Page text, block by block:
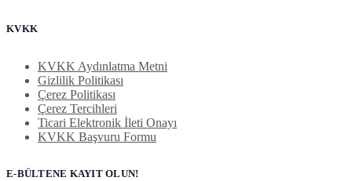
KVKK
KVKK Aydınlatma Metni
Gizlilik Politikası
Çerez Politikası
Çerez Tercihleri
Ticari Elektronik İleti Onayı
KVKK Başvuru Formu
E-BÜLTENE KAYIT OLUN!